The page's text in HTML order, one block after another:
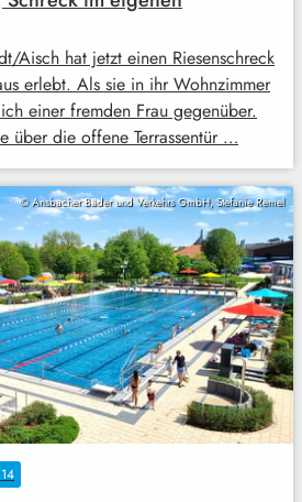
Aisch hat jetzt einen Riesenschreck
erlebt. Als sie in ihr Wohnzimmer
einer fremden Frau gegenüber.
über die offene Terrassentür …
© Ansbacher Bäder und Verkehrs GmbH, Stefanie Remel